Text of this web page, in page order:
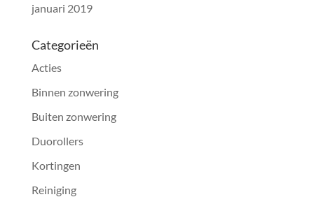
januari 2019
Categorieën
Acties
Binnen zonwering
Buiten zonwering
Duorollers
Kortingen
Reiniging